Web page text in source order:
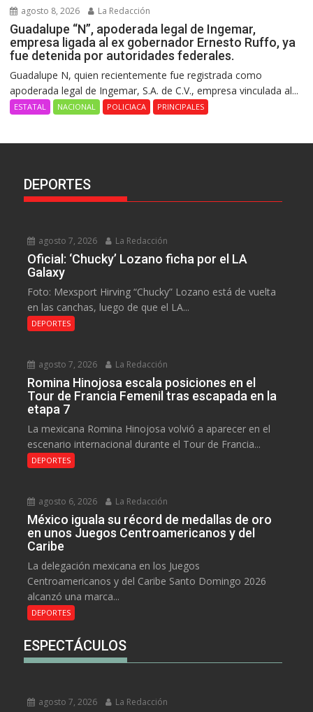
agosto 8, 2026 La Redacción
Guadalupe “N”, apoderada legal de Ingemar,
empresa ligada al ex gobernador Ernesto Ruffo, ya
fue detenida por autoridades federales.
Guadalupe N, quien recientemente fue registrada como
apoderada legal de Ingemar, S.A. de C.V., empresa vinculada al...
ESTATAL NACIONAL POLICIACA PRINCIPALES
DEPORTES
agosto 7, 2026 La Redacción
Oficial: ‘Chucky’ Lozano ficha por el LA
Galaxy
Foto: Mexsport Hirving “Chucky” Lozano está de vuelta
en las canchas, luego de que el LA...
DEPORTES
agosto 7, 2026 La Redacción
Romina Hinojosa escala posiciones en el
Tour de Francia Femenil tras escapada en la
etapa 7
La mexicana Romina Hinojosa volvió a aparecer en el
escenario internacional durante el Tour de Francia...
DEPORTES
agosto 6, 2026 La Redacción
México iguala su récord de medallas de oro
en unos Juegos Centroamericanos y del
Caribe
La delegación mexicana en los Juegos
Centroamericanos y del Caribe Santo Domingo 2026
alcanzó una marca...
DEPORTES
ESPECTÁCULOS
agosto 7, 2026 La Redacción